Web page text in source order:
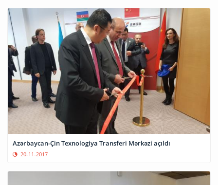
Azərbaycan-Çin Texnologiya Transferi Mərkəzi açıldı
20-11-2017